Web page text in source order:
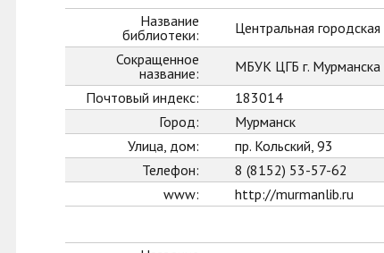
Название
библиотеки:
Центральная
Сокращенное
название:
МБУК ЦГБ г. Мурманска
Почтовый индекс:
183014
Город:
Мурманск
Улица, дом:
пр. Кольский, 93
Телефон:
8 (8152) 53-57-62
www:
http://murmanlib.ru